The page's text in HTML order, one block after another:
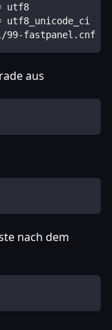
utf8
99-fastpanel.cnf
aus
nach dem